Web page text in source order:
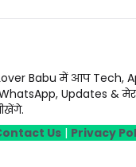
Babu में आप Tech,
Updates &
Us | Privacy